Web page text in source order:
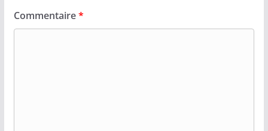
Commentaire*